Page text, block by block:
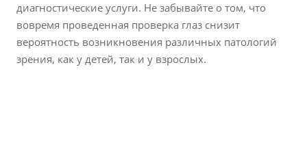
диагностические услуги. Не забывайте о том, что
вовремя проведенная проверка глаз снизит
вероятность возникновения различных патологий
зрения, как у детей, так и у взрослых.